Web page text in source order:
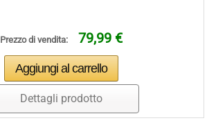
Prezzo di vendita: 79,99 €
Dettagli prodotto